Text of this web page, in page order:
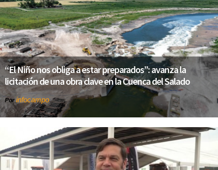
“El Niño nos obliga a estar preparados”: avanza la
licitación de una obra clave en la Cuenca del Salado
Porinfocampo